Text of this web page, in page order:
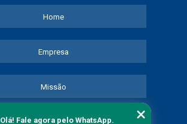
Home
Empresa
Missão
Serviços
Olá! Fale agora pelo WhatsApp.